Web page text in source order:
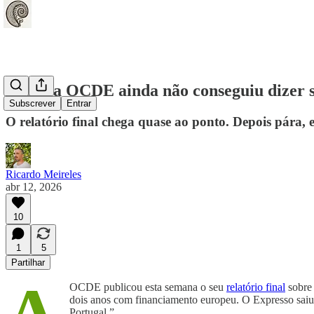
Subscrever Entrar
O que a OCDE ainda não conseguiu
O relatório final chega quase ao ponto. Depois pára,
Ricardo Meireles
abr 12, 2026
10
1
5
Partilhar
OCDE publicou esta semana o seu relatório final
dois anos com financiamento europeu. O Expresso